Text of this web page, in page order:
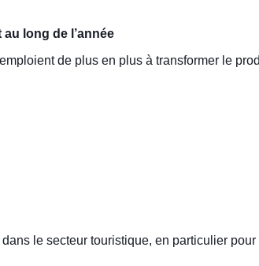
long de l’année
de plus en plus à transformer le
le secteur touristique, en particulier